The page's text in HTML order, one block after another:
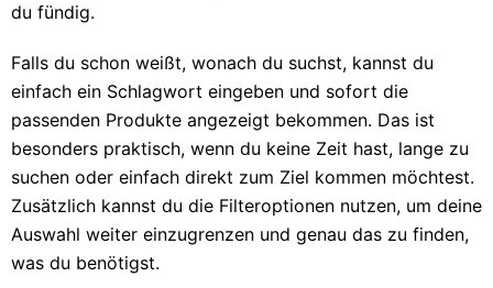
du fündig.
Falls du schon weißt, wonach du suchst, kannst du
einfach ein Schlagwort eingeben und sofort die
passenden Produkte angezeigt bekommen. Das ist
besonders praktisch, wenn du keine Zeit hast, lange zu
suchen oder einfach direkt zum Ziel kommen möchtest.
Zusätzlich kannst du die Filteroptionen nutzen, um deine
Auswahl weiter einzugrenzen und genau das zu finden,
was du benötigst.